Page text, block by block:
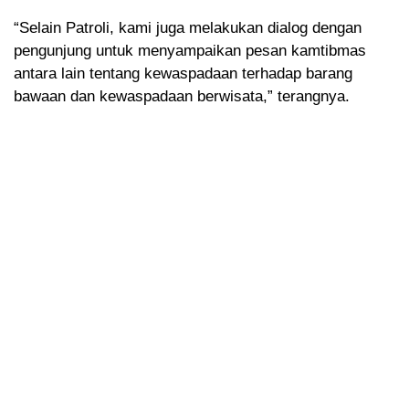
“Selain Patroli, kami juga melakukan dialog dengan
pengunjung untuk menyampaikan pesan kamtibmas
antara lain tentang kewaspadaan terhadap barang
bawaan dan kewaspadaan berwisata,” terangnya.